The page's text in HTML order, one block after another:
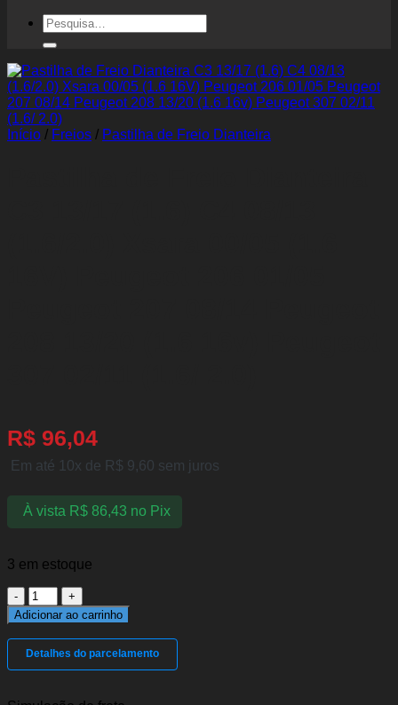
Pesquisar
por:
Início / Freios / Pastilha de Freio Dianteira
R$ 96,04
Em até 10x de R$ 9,60 sem juros
À vista R$86,43 no Pix
3 em estoque
Pastilha
de
Freio
Dianteira
C3
13/17
Adicionar ao carrinho
Detalhes do parcelamento